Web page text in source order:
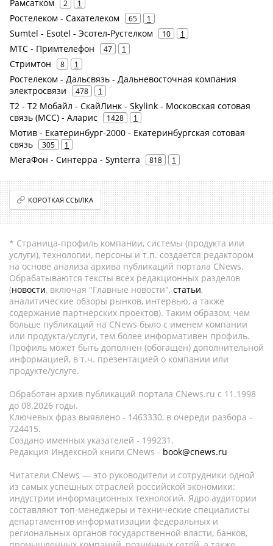
Рамсатком 2 1
Ростелеком - Сахателеком 65 1
Sumtel - Esotel - Эсотел-Рустелком 10 1
МТС - Примтелефон 47 1
Стримтон 8 1
Ростелеком - Дальсвязь - Дальневосточная компания
электросвязи
478 1
Т2 - Т2 Мобайл - СкайЛинк - Skylink - Московская сотовая
связь (МСС) - Аларис
1428 1
Мотив - Екатеринбург-2000 - Екатеринбургская сотовая
связь
305 1
МегаФон - Синтерра - Synterra 818 1
КОРОТКАЯ ССЫЛКА
* Страница-профиль компании, системы (продукта или
услуги), технологии, персоны и т.п. создается редактором
на основе анализа архива публикаций портала CNews.
Обрабатываются тексты всех редакционных разделов
(новости, включая "Главные новости", статьи,
аналитические обзоры рынков, интервью, а также
содержание партнёрских проектов). Таким образом, чем
больше публикаций на CNews было с именем компании
или продукта/услуги, тем более информативен профиль.
Профиль может быть дополнен (обогащен) дополнительной
информацией, в т.ч. презентацией о компании или
продукте/услуге.
Обработан архив публикаций портала CNews.ru c 11.1998
до 08.2026 годы.
Ключевых фраз выявлено - 1463330, в очереди разбора -
724415.
Создано именных указателей - 199231.
Редакция Индексной книги CNews - book@cnews.ru
Читатели CNews — это руководители и сотрудники одной
из самых успешных отраслей российской экономики:
индустрии информационных технологий. Ядро аудитории
составляют топ-менеджеры и технические специалисты
департаментов информатизации федеральных и
региональных органов государственной власти, банков,